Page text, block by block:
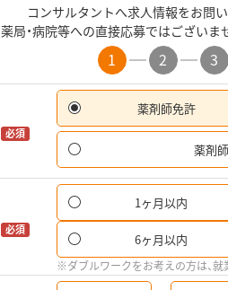
コンサルタントへ求人情報をお問
薬局・病院等への直接応募ではございま
1 2 3
必須
薬剤師免許
薬剤
必須
1ヶ月以内
6ヶ月以内
※ダブルワークをお考えの方は、